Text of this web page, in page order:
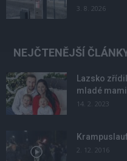
3. 8. 2026
NEJČTENĚJŠÍ
Lazsko
mladé
14. 2. 2023
2. 12. 2016